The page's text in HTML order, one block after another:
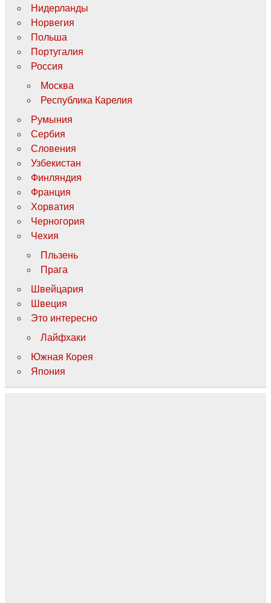
Нидерланды
Норвегия
Польша
Португалия
Россия
Москва
Республика Карелия
Румыния
Сербия
Словения
Узбекистан
Финляндия
Франция
Хорватия
Черногория
Чехия
Пльзень
Прага
Швейцария
Швеция
Это интересно
Лайфхаки
Южная Корея
Япония